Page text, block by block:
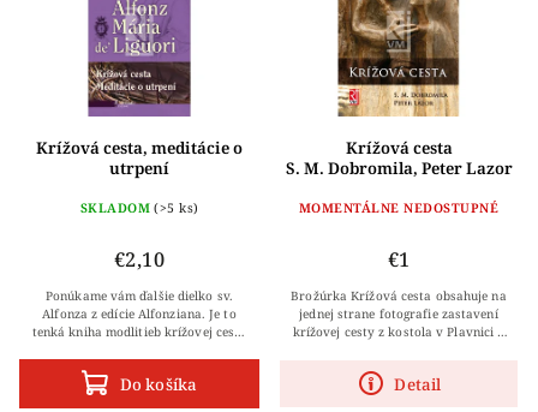
Krížová cesta, meditácie o
utrpení
SKLADOM (>5 ks)
€2,10
Do košíka
Ponúkame vám ďalšie dielko sv.
Alfonza z edície Alfonziana. Je to
tenká kniha modlitieb krížovej cesty
Sv. Alfonz s obľubou meditoval nad...
Krížová cesta
S. M. Dobromila, Peter Lazor
MOMENTÁLNE NEDOSTUPNÉ
€1
Detail
Brožúrka Krížová cesta obsahuje na
jednej strane fotografie zastavení
krížovej cesty z kostola v Plavnici a
krásne zamyslenia jednej rehoľnej...